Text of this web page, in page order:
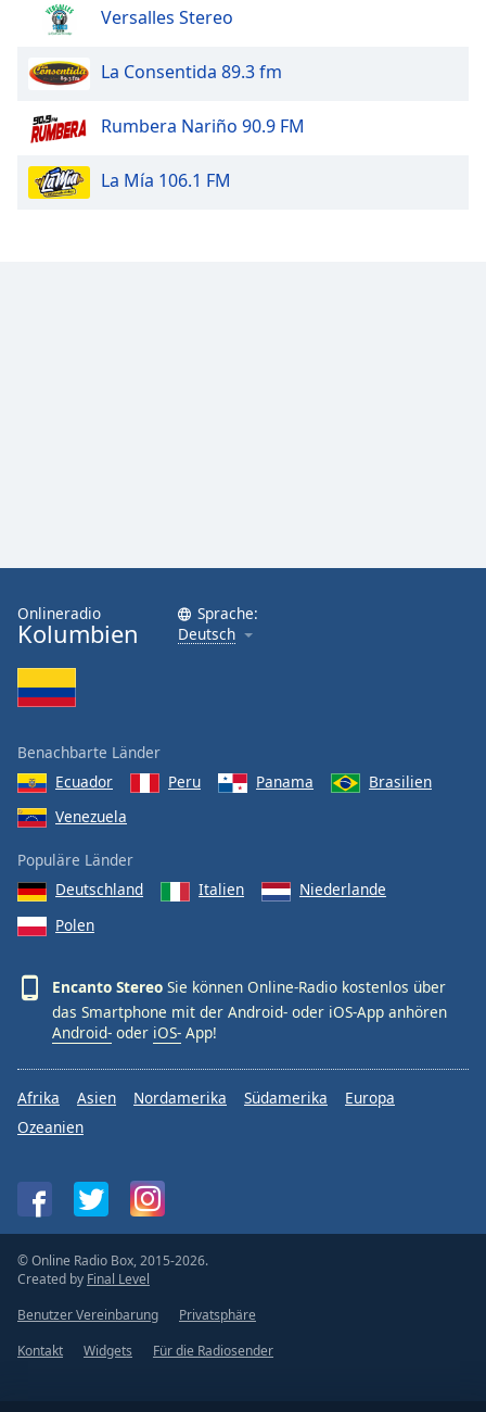
Family
Reset
Close
Modal
Versalles Stereo
La Consentida 89.3 fm
Rumbera Nariño 90.9 FM
La Mía 106.1 FM
Onlineradio
Kolumbien
Sprache:
Deutsch
Benachbarte Länder
Ecuador
Peru Panama
Brasilien
Venezuela
Populäre Länder
Deutschland
Italien
Niederlande
Polen
Encanto Stereo Sie können Online-Radio kostenlos über
das Smartphone mit der Android- oder iOS-App anhören
Android- oder iOS- App!
Afrika Asien Nordamerika Südamerika
Europa
Ozeanien
© Online Radio Box, 2015-2026.
Created by Final Level
Benutzer Vereinbarung
Privatsphäre
Kontakt
Widgets Für die Radiosender